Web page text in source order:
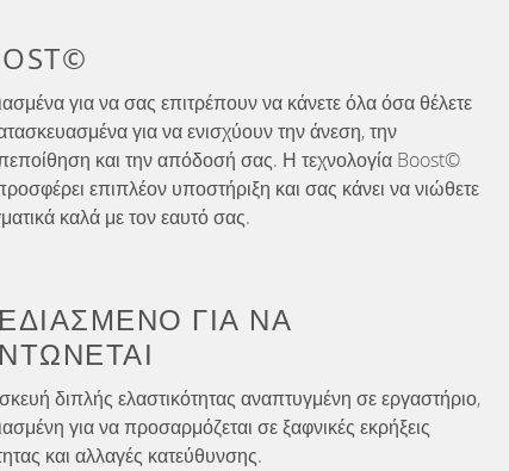
για να σας επιτρέπουν να κάνετε όλα όσα θέλετε
για να ενισχύουν την άνεση, την
και την απόδοσή σας. Η τεχνολογία Boost©
επιπλέον υποστήριξη και σας κάνει να νιώθετε
καλά με τον εαυτό σας.
ΓΙΑ ΝΑ
διπλής ελαστικότητας αναπτυγμένη σε εργαστήριο,
για να προσαρμόζεται σε ξαφνικές εκρήξεις
και αλλαγές κατεύθυνσης.